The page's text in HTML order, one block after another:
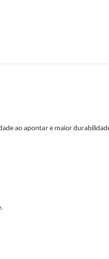
ao apontar e maior